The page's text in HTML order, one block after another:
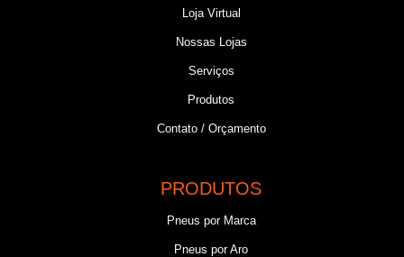
Loja Virtual
Nossas Lojas
Serviços
Produtos
Contato / Orçamento
PRODUTOS
Pneus por Marca
Pneus por Aro